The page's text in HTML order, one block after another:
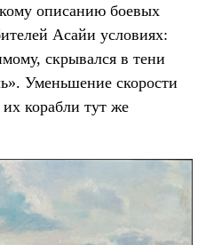
описанию боевых
Асайи условиях:
скрывался в тени
Уменьшение скорости
корабли тут же